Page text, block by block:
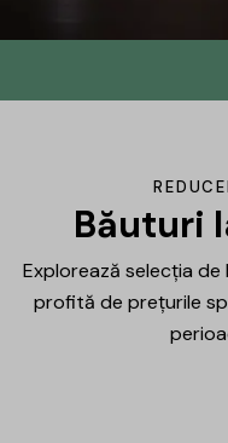
DrinksHub
mulțumire ți-am
Află mai multe
Băuturi
Explorează selecția
profită de prețurile